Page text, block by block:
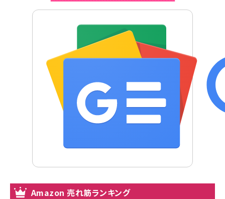
Amazon 売れ筋ランキング